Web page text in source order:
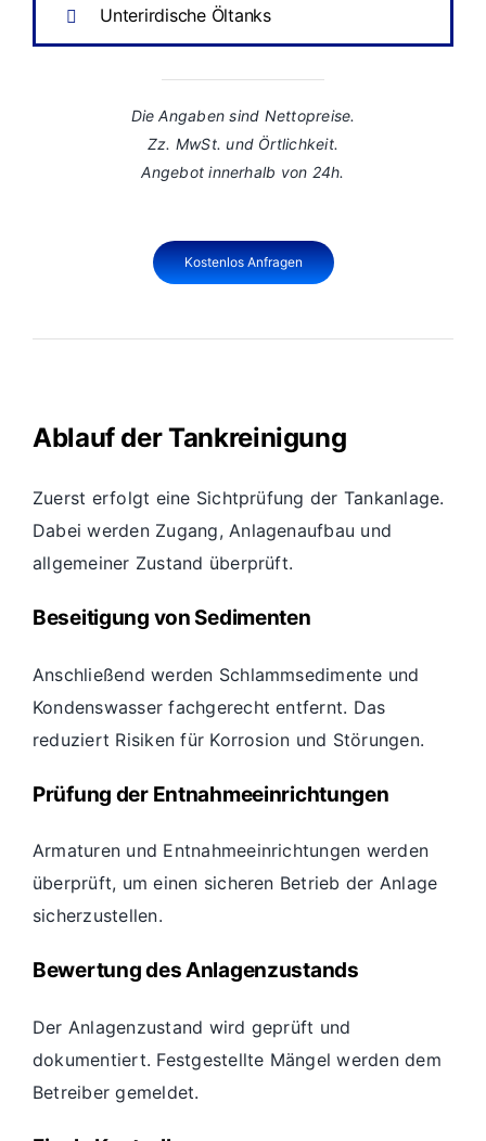
Unterirdische Öltanks
Die Angaben sind Nettopreise.
Zz. MwSt. und Örtlichkeit.
Angebot innerhalb von 24h.
Kostenlos Anfragen
Ablauf der Tankreinigung
Zuerst erfolgt eine Sichtprüfung der Tankanlage.
Dabei werden Zugang, Anlagenaufbau und
allgemeiner Zustand überprüft.
Beseitigung von Sedimenten
Anschließend werden Schlammsedimente und
Kondenswasser fachgerecht entfernt. Das
reduziert Risiken für Korrosion und Störungen.
Prüfung der Entnahmeeinrichtungen
Armaturen und Entnahmeeinrichtungen werden
überprüft, um einen sicheren Betrieb der Anlage
sicherzustellen.
Bewertung des Anlagenzustands
Der Anlagenzustand wird geprüft und
dokumentiert. Festgestellte Mängel werden dem
Betreiber gemeldet.